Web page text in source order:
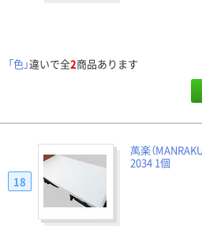
「色」違いで全2商品あります
萬楽（
2034 1個
18